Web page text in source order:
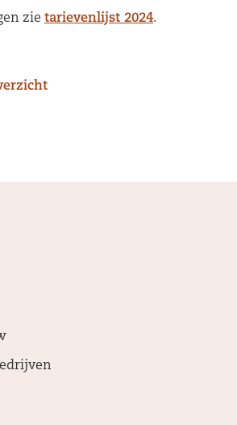
zie tarievenlijst 2024.